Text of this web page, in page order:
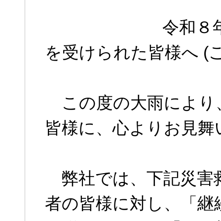
令和８年６月２
を受けられた皆様へ (
この度の大雨により
皆様に、心よりお見舞
弊社では、下記災害
者の皆様に対し、「